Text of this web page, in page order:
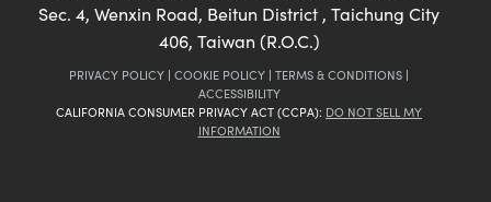
Sec. 4, Wenxin Road, Beitun District , Taichung City
406, Taiwan (R.O.C.)
PRIVACY POLICY | COOKIE POLICY | TERMS & CONDITIONS |
ACCESSIBILITY
CALIFORNIA CONSUMER PRIVACY ACT (CCPA): DO NOT SELL MY
INFORMATION